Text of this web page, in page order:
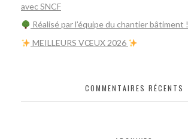
avec SNCF
Réalisé par l’équipe du chantier bâtiment !
​ MEILLEURS VŒUX 2026
COMMENTAIRES RÉCENTS